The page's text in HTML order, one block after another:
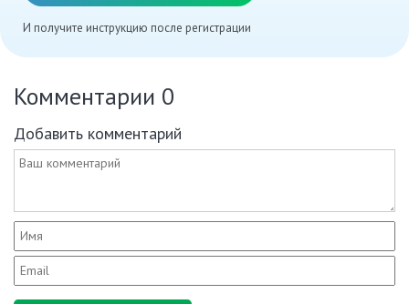
И получите инструкцию после регистрации
Комментарии 0
Добавить комментарий